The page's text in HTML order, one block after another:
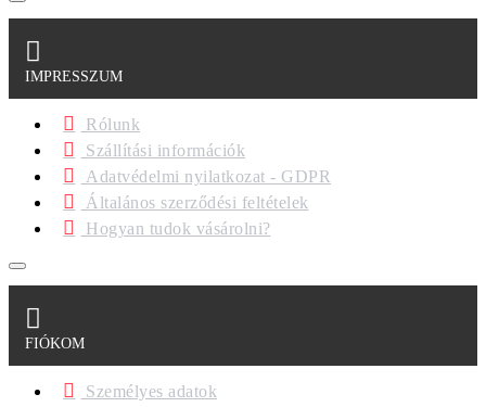
IMPRESSZUM
Rólunk
Szállítási információk
Adatvédelmi nyilatkozat - GDPR
Általános szerződési feltételek
Hogyan tudok vásárolni?
FIÓKOM
Személyes adatok